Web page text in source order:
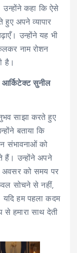
कहा कि ऐसे
अपने व्यापार
उन्होंने यह भी
नाम रोशन
है।
सुनील
साझा करते हुए
बताया कि
संभावनाओं को
हैं। उन्होंने अपने
अवसर को समय पर
सोचने से नहीं,
हम पहला कदम
हमारा साथ देती